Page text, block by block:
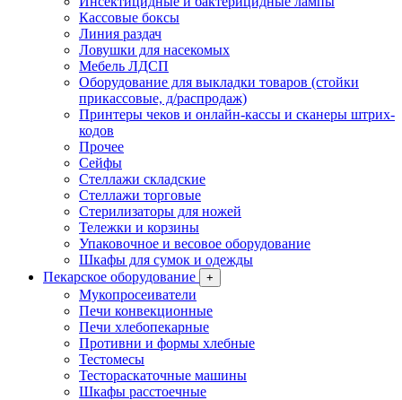
Кассовые боксы
Линия раздач
Ловушки для насекомых
Мебель ЛДСП
Оборудование для выкладки товаров (стойки
прикассовые, д/распродаж)
Принтеры чеков и онлайн-кассы и сканеры штрих-
кодов
Прочее
Сейфы
Стеллажи складские
Стеллажи торговые
Стерилизаторы для ножей
Тележки и корзины
Упаковочное и весовое оборудование
Шкафы для сумок и одежды
Пекарское оборудование
+
Мукопросеиватели
Печи конвекционные
Печи хлебопекарные
Противни и формы хлебные
Тестомесы
Тестораскаточные машины
Шкафы расстоечные